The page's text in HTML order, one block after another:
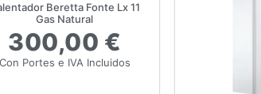
Beretta Fonte Lx 11
Gas Natural
300,00 €
Con Portes e IVA Incluidos